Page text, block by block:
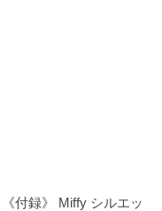
付録》 Miffy シルエッ